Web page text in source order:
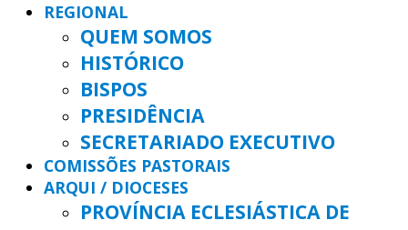
REGIONAL
QUEM SOMOS
HISTÓRICO
BISPOS
PRESIDÊNCIA
SECRETARIADO EXECUTIVO
COMISSÕES PASTORAIS
ARQUI / DIOCESES
PROVÍNCIA ECLESIÁSTICA DE